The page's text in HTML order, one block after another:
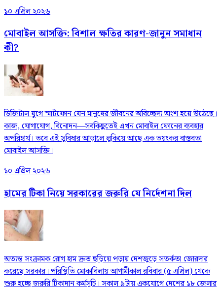
১০ এপ্রিল ২০২৬
মোবাইল আসক্তি: বিশাল ক্ষতির কারণ-জানুন সমাধান
কী?
ডিজিটাল যুগে স্মার্টফোন যেন মানুষের জীবনের অবিচ্ছেদ্য অংশ হয়ে উঠেছে।
কাজ, যোগাযোগ, বিনোদন—সবকিছুতেই এখন মোবাইল ফোনের ব্যবহার
অপরিহার্য। তবে এই সুবিধার আড়ালে লুকিয়ে আছে এক ভয়ংকর বাস্তবতা
মোবাইল আসক্তি।
১০ এপ্রিল ২০২৬
হামের টিকা নিয়ে সরকারের জরুরি যে নির্দেশনা দিল
অত্যন্ত সংক্রামক রোগ হাম দ্রুত ছড়িয়ে পড়ায় দেশজুড়ে সতর্কতা জোরদার
করেছে সরকার। পরিস্থিতি মোকাবিলায় আগামীকাল রবিবার (৫ এপ্রিল) থেকে
শুরু হচ্ছে জরুরি টিকাদান কর্মসূচি। সকাল ৯টায় একযোগে দেশের ১৮ জেলার